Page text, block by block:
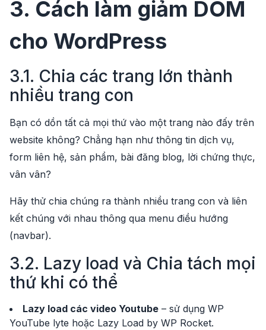
3. Cách làm giảm DOM
cho WordPress
3.1. Chia các trang lớn thành
nhiều trang con
Bạn có dồn tất cả mọi thứ vào một trang nào đấy trên
website không? Chẳng hạn như thông tin dịch vụ,
form liên hệ, sản phẩm, bài đăng blog, lời chứng thực,
vân vân?
Hãy thử chia chúng ra thành nhiều trang con và liên
kết chúng với nhau thông qua menu điều hướng
(navbar).
3.2. Lazy load và Chia tách mọi
thứ khi có thể
Lazy load các video Youtube – sử dụng WP
YouTube lyte hoặc Lazy Load by WP Rocket.